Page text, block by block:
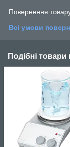
Повернення
Всі умови
Подібні товари